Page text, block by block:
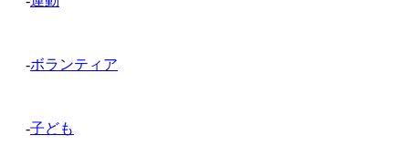
-ボランティア
-子ども